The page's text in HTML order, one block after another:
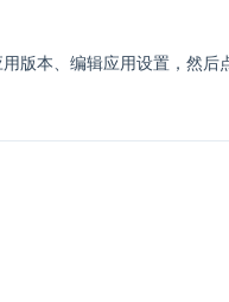
版本、编辑应用设置，然后